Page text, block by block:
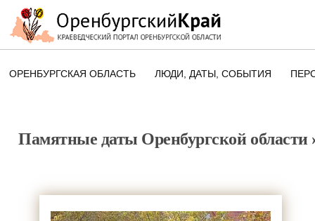
ОРЕНБУРГСКАЯ ОБЛАСТЬ ЛЮДИ, ДАТЫ, CОБЫТИЯ
ПАМЯТНЫЕ ДАТЫ
Памятные даты Оренбургской области